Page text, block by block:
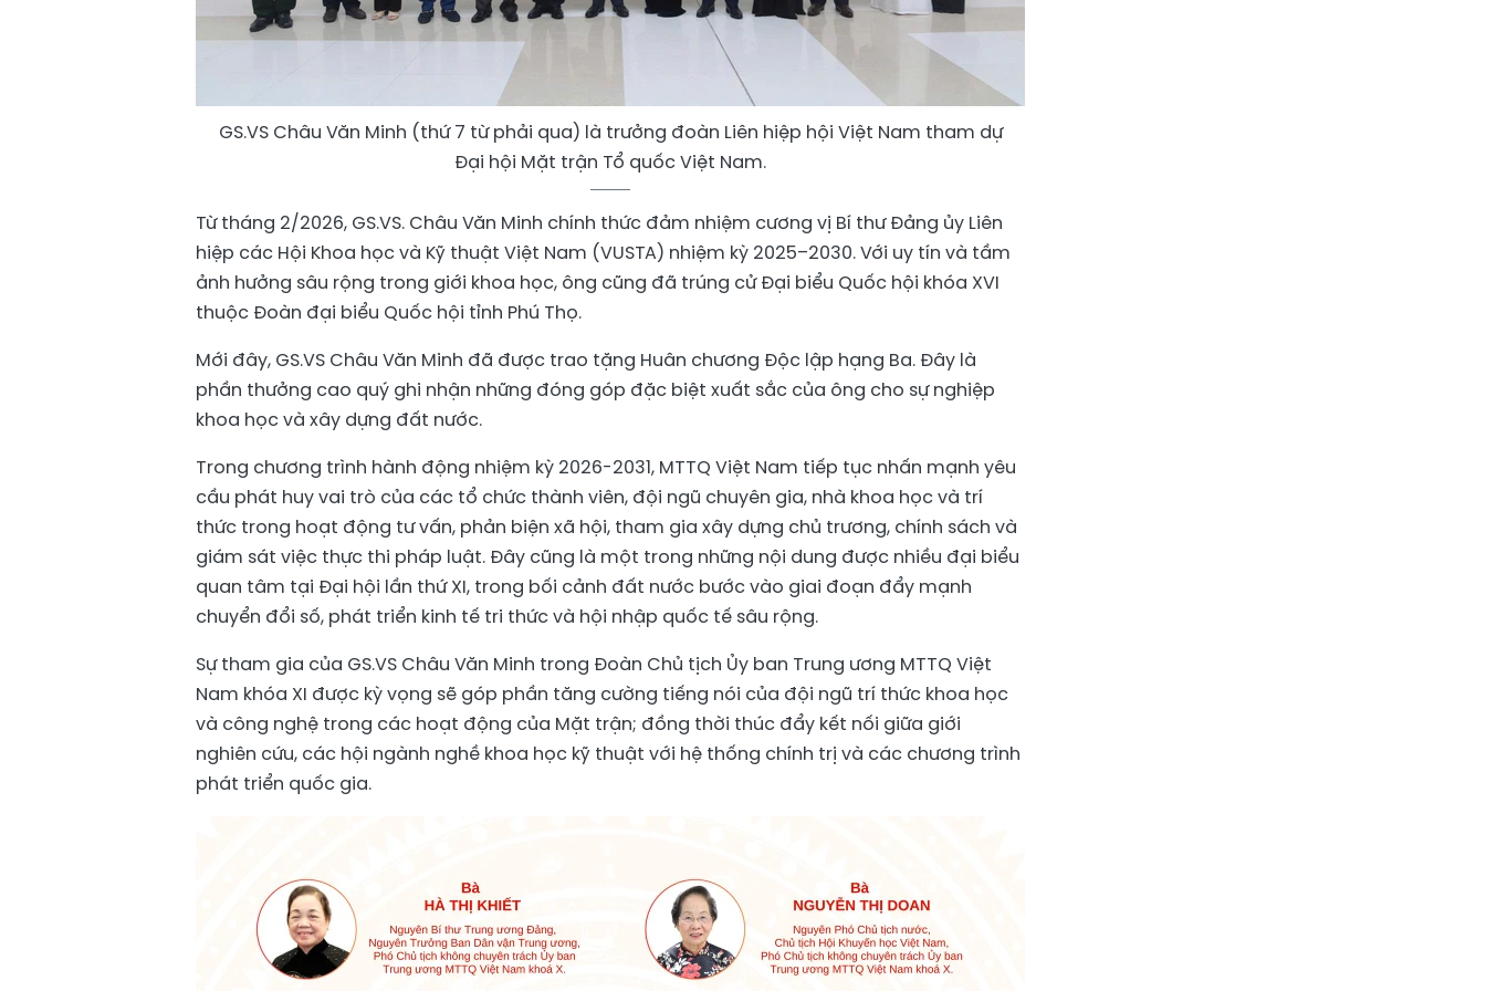
GS.VS Châu Văn Minh (thứ 7 từ phải qua) là trưởng đoàn Liên hiệp hội Việt Nam tham dự
Đại hội Mặt trận Tổ quốc Việt Nam.
Từ tháng 2/2026, GS.VS. Châu Văn Minh chính thức đảm nhiệm cương vị Bí thư Đảng ủy Liên
hiệp các Hội Khoa học và Kỹ thuật Việt Nam (VUSTA) nhiệm kỳ 2025–2030. Với uy tín và tầm
ảnh hưởng sâu rộng trong giới khoa học, ông cũng đã trúng cử Đại biểu Quốc hội khóa XVI
thuộc Đoàn đại biểu Quốc hội tỉnh Phú Thọ.
Mới đây, GS.VS Châu Văn Minh đã được trao tặng Huân chương Độc lập hạng Ba. Đây là
phần thưởng cao quý ghi nhận những đóng góp đặc biệt xuất sắc của ông cho sự nghiệp
khoa học và xây dựng đất nước.
Trong chương trình hành động nhiệm kỳ 2026-2031, MTTQ Việt Nam tiếp tục nhấn mạnh yêu
cầu phát huy vai trò của các tổ chức thành viên, đội ngũ chuyên gia, nhà khoa học và trí
thức trong hoạt động tư vấn, phản biện xã hội, tham gia xây dựng chủ trương, chính sách và
giám sát việc thực thi pháp luật. Đây cũng là một trong những nội dung được nhiều đại biểu
quan tâm tại Đại hội lần thứ XI, trong bối cảnh đất nước bước vào giai đoạn đẩy mạnh
chuyển đổi số, phát triển kinh tế tri thức và hội nhập quốc tế sâu rộng.
Sự tham gia của GS.VS Châu Văn Minh trong Đoàn Chủ tịch Ủy ban Trung ương MTTQ Việt
Nam khóa XI được kỳ vọng sẽ góp phần tăng cường tiếng nói của đội ngũ trí thức khoa học
và công nghệ trong các hoạt động của Mặt trận; đồng thời thúc đẩy kết nối giữa giới
nghiên cứu, các hội ngành nghề khoa học kỹ thuật với hệ thống chính trị và các chương trình
phát triển quốc gia.